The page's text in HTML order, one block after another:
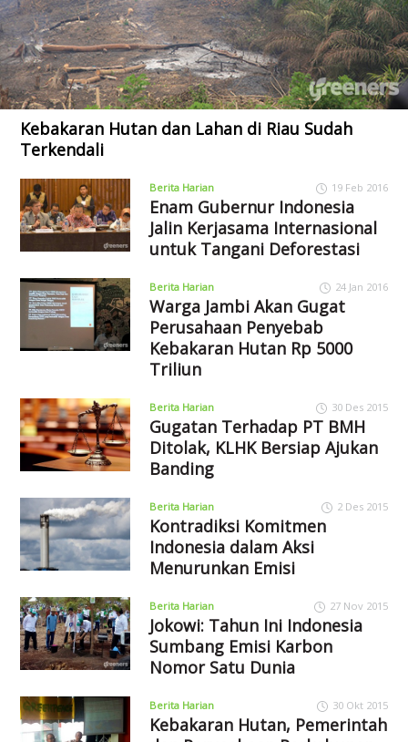
Kebakaran Hutan dan Lahan di Riau Sudah
Terkendali
Berita Harian 19 Feb 2016
Enam Gubernur Indonesia
Jalin Kerjasama Internasional
untuk Tangani Deforestasi
Berita Harian 24 Jan 2016
Warga Jambi Akan Gugat
Perusahaan Penyebab
Kebakaran Hutan Rp 5000
Triliun
Berita Harian 30 Des 2015
Gugatan Terhadap PT BMH
Ditolak, KLHK Bersiap Ajukan
Banding
Berita Harian 2 Des 2015
Kontradiksi Komitmen
Indonesia dalam Aksi
Menurunkan Emisi
Berita Harian 27 Nov 2015
Jokowi: Tahun Ini Indonesia
Sumbang Emisi Karbon
Nomor Satu Dunia
Berita Harian 30 Okt 2015
Kebakaran Hutan, Pemerintah